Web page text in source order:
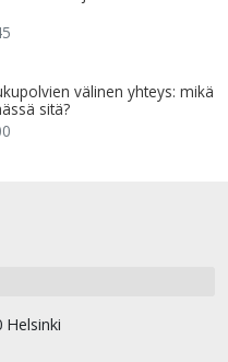
välinen yhteys: mikä
sitä?
Helsinki